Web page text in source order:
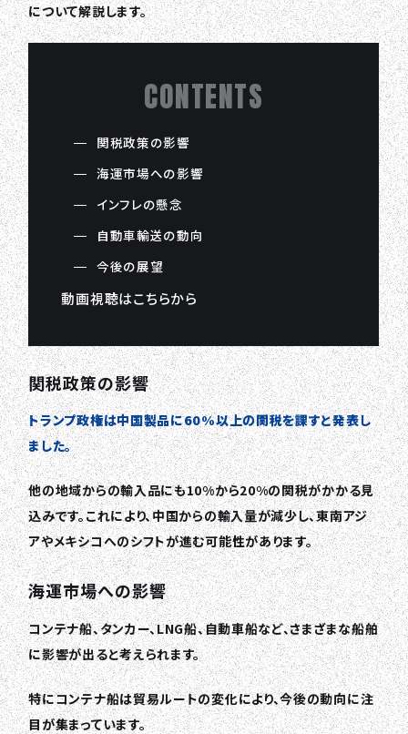
について解説します。
CONTENTS
関税政策の影響
海運市場への影響
インフレの懸念
自動車輸送の動向
今後の展望
動画視聴はこちらから
関税政策の影響
トランプ政権は中国製品に60%以上の関税を課すと発表し
ました。
他の地域からの輸入品にも10%から20%の関税がかかる見
込みです。これにより、中国からの輸入量が減少し、東南アジ
アやメキシコへのシフトが進む可能性があります。
海運市場への影響
コンテナ船、タンカー、LNG船、自動車船など、さまざまな船舶
に影響が出ると考えられます。
特にコンテナ船は貿易ルートの変化により、今後の動向に注
目が集まっています。